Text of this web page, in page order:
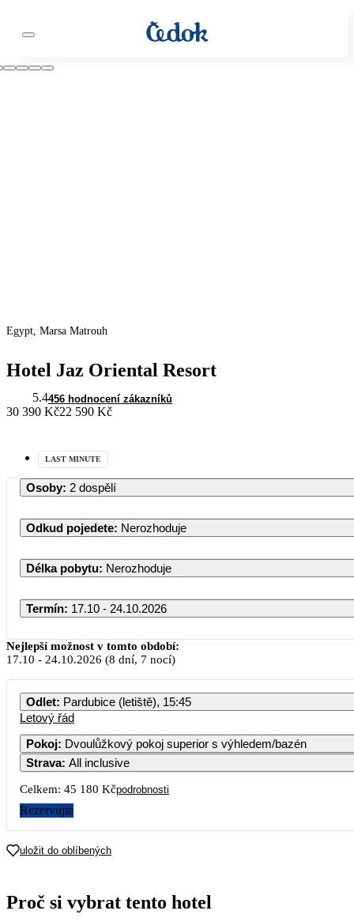
Egypt, Marsa Matrouh
Hotel Jaz Oriental Resort
5.4456 hodnocení zákazníků
30 390 Kč22 590 Kč
LAST MINUTE
Osoby: 2 dospělí
Odkud pojedete: Nerozhoduje
Délka pobytu: Nerozhoduje
Termín: 17.10 - 24.10.2026
PO
Nejlepší možnost v tomto období:
17.10 - 24.10.2026 (8 dní, 7 nocí)
Odlet: Pardubice (letiště), 15:45
Letový řád
Pokoj: Dvoulůžkový pokoj superior s výhledem/bazén
Strava: All inclusive
Celkem: 45 180 Kčpodrobnosti
Rezervujte
uložit do oblíbených
Proč si vybrat tento hotel